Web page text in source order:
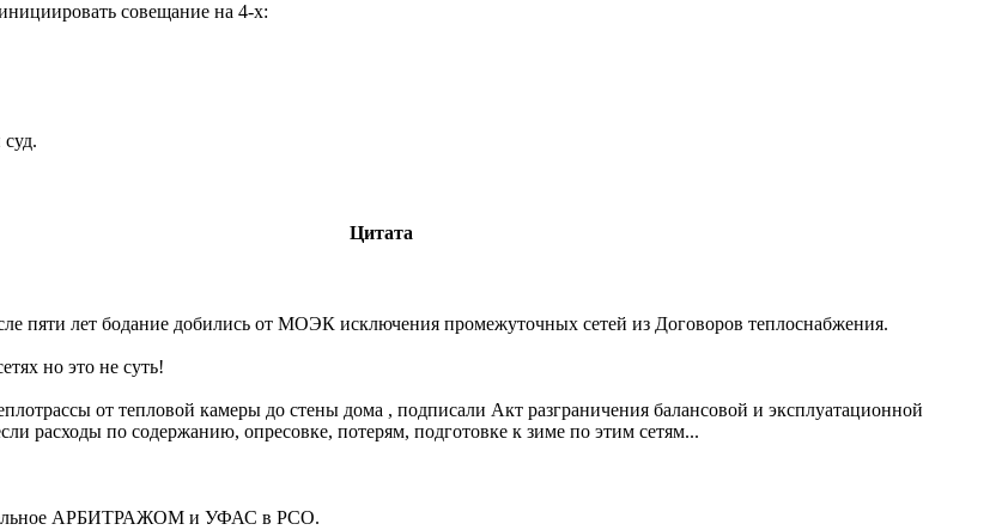
совещание на 4-х:
Цитата
пяти лет бодание добились от МОЭК исключения промежуточных сетей из Договоров теплоснабжения.
но это не суть!
от тепловой камеры до стены дома , подписали Акт разграничения балансовой и эксплуатационной
расходы по содержанию, опресовке, потерям, подготовке к зиме по этим сетям...
АРБИТРАЖОМ и УФАС в РСО.